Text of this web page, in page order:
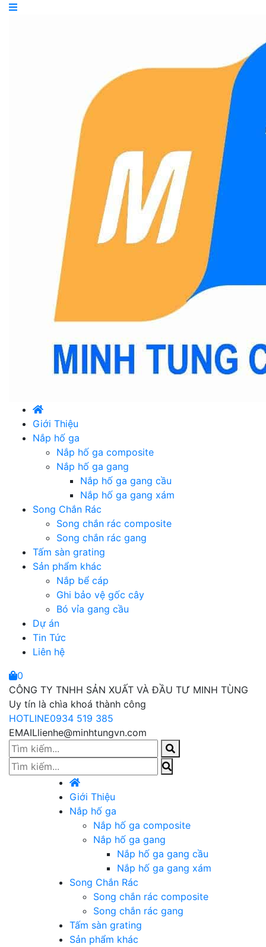
Giới Thiệu
Nắp hố ga
Nắp hố ga composite
Nắp hố ga gang
Nắp hố ga gang cầu
Nắp hố ga gang xám
Song Chắn Rác
Song chắn rác composite
Song chắn rác gang
Tấm sàn grating
Sản phẩm khác
Nắp bể cáp
Ghi bảo vệ gốc cây
Bó vỉa gang cầu
Dự án
Tin Tức
Liên hệ
0
CÔNG TY TNHH SẢN XUẤT VÀ ĐẦU TƯ MINH TÙNG
Uy tín là chìa khoá thành công
HOTLINE0934 519 385
EMAILlienhe@minhtungvn.com
Giới Thiệu
Nắp hố ga
Nắp hố ga composite
Nắp hố ga gang
Nắp hố ga gang cầu
Nắp hố ga gang xám
Song Chắn Rác
Song chắn rác composite
Song chắn rác gang
Tấm sàn grating
Sản phẩm khác